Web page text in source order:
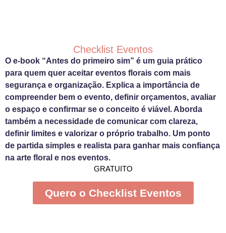
Checklist Eventos
O e-book “Antes do primeiro sim” é um guia prático
para quem quer aceitar eventos florais com mais
segurança e organização. Explica a importância de
compreender bem o evento, definir orçamentos, avaliar
o espaço e confirmar se o conceito é viável. Aborda
também a necessidade de comunicar com clareza,
definir limites e valorizar o próprio trabalho. Um ponto
de partida simples e realista para ganhar mais confiança
na arte floral e nos eventos.
GRATUITO
Quero o Checklist Eventos